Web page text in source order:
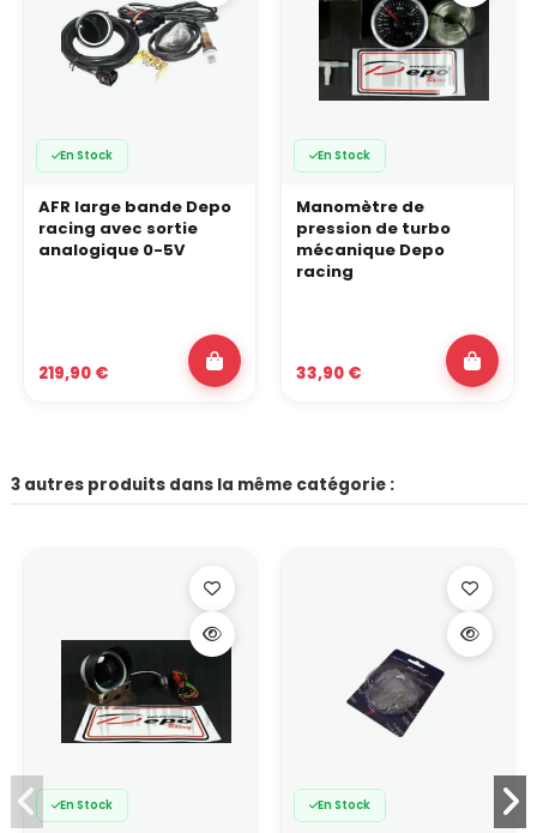
En Stock
AFR large bande Depo
racing avec sortie
analogique 0-5V
219,90 €
En Stock
Manomètre de
pression de turbo
mécanique Depo
racing
33,90 €
3 autres produits dans la même catégorie :
En Stock En Stock